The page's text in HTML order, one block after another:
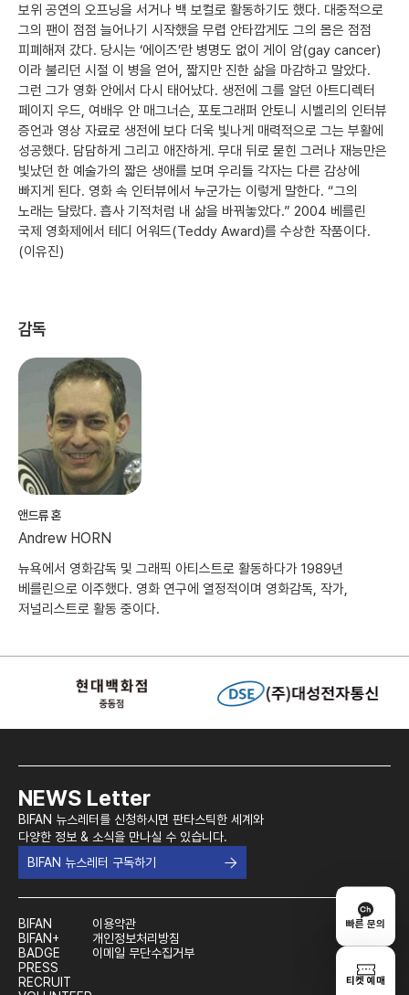
빠른 문의
티켓 예매
보위 공연의 오프닝을 서거나 백 보컬로 활동하기도 했다. 대중적으로
그의 팬이 점점 늘어나기 시작했을 무렵 안타깝게도 그의 몸은 점점
피폐해져 갔다. 당시는 ‘에이즈’란 병명도 없이 게이 암(gay cancer)
이라 불리던 시절 이 병을 얻어, 짧지만 진한 삶을 마감하고 말았다.
그런 그가 영화 안에서 다시 태어났다. 생전에 그를 알던 아트디렉터
페이지 우드, 여배우 안 매그너슨, 포토그래퍼 안토니 시벨리의 인터뷰
증언과 영상 자료로 생전에 보다 더욱 빛나게 매력적으로 그는 부활에
성공했다. 담담하게 그리고 애잔하게. 무대 뒤로 묻힌 그러나 재능만은
빛났던 한 예술가의 짧은 생애를 보며 우리들 각자는 다른 감상에
빠지게 된다. 영화 속 인터뷰에서 누군가는 이렇게 말한다. “그의
노래는 달랐다. 흡사 기적처럼 내 삶을 바꿔놓았다.” 2004 베를린
국제 영화제에서 테디 어워드(Teddy Award)를 수상한 작품이다.
(이유진)
감독
앤드류 혼
Andrew HORN
뉴욕에서 영화감독 및 그래픽 아티스트로 활동하다가 1989년
베를린으로 이주했다. 영화 연구에 열정적이며 영화감독, 작가,
저널리스트로 활동 중이다.
NEWS Letter
BIFAN 뉴스레터를 신청하시면 판타스틱한 세계와
다양한 정보 & 소식을 만나실 수 있습니다.
BIFAN 뉴스레터 구독하기
BIFAN
BIFAN+
BADGE
PRESS
RECRUIT
이용약관
개인정보처리방침
이메일 무단수집거부